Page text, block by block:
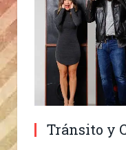
Tránsito y